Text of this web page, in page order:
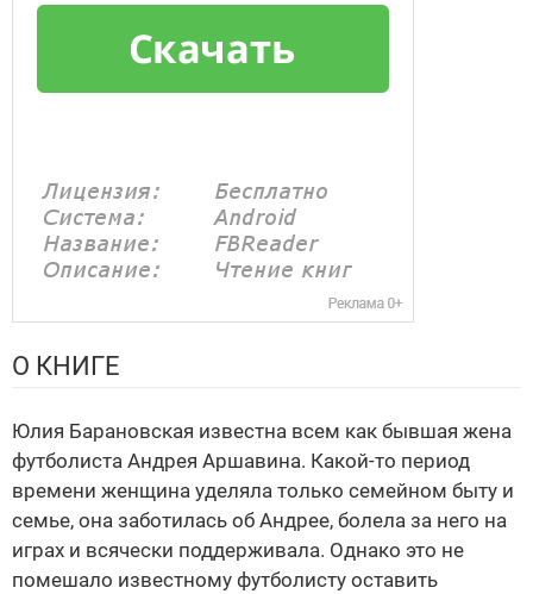
О КНИГЕ
Юлия Барановская известна всем как бывшая жена
футболиста Андрея Аршавина. Какой-то период
времени женщина уделяла только семейном быту и
семье, она заботилась об Андрее, болела за него на
играх и всячески поддерживала. Однако это не
помешало известному футболисту оставить